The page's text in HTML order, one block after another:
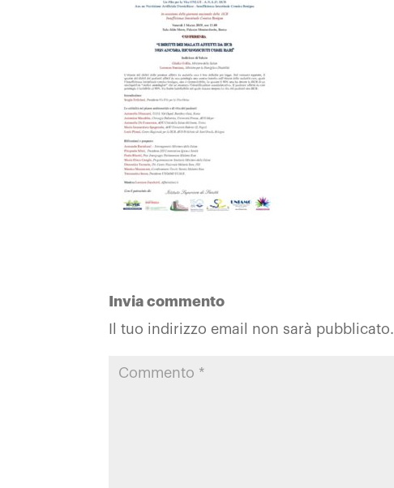
Invia commento
Il tuo indirizzo email non sarà pubblicato.